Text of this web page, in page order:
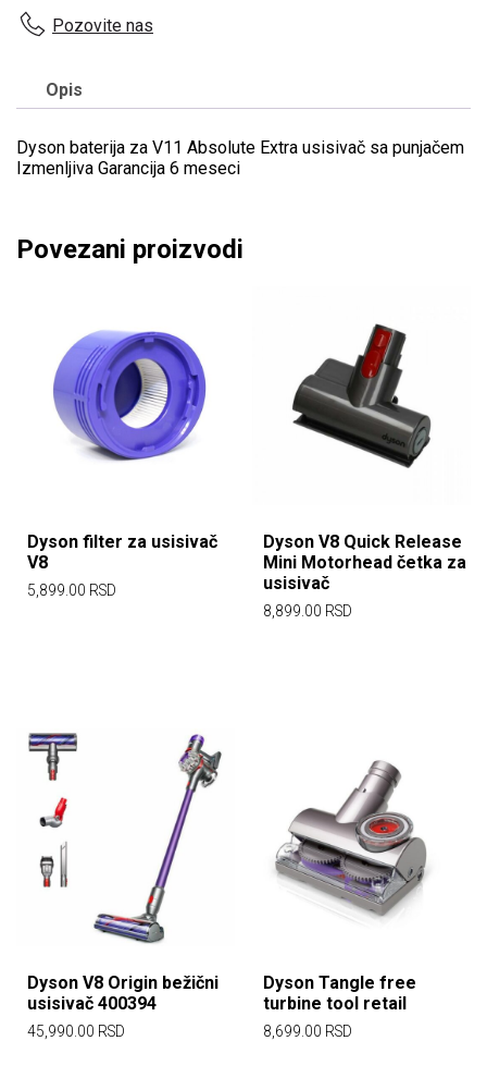
Pozovite nas
Opis
Dyson baterija za V11 Absolute Extra usisivač sa punjačem
Izmenljiva Garancija 6 meseci
Povezani proizvodi
Dyson filter za usisivač
V8
5,899.00 RSD
Dyson V8 Quick Release
Mini Motorhead četka za
usisivač
8,899.00 RSD
Dyson V8 Origin bežični
usisivač 400394
45,990.00 RSD
Dyson Tangle free
turbine tool retail
8,699.00 RSD